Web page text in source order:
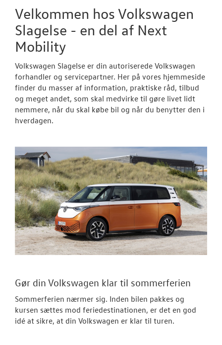
Velkommen hos Volkswagen
Slagelse - en del af Next
Mobility
Volkswagen Slagelse er din autoriserede Volkswagen
forhandler og servicepartner. Her på vores hjemmeside
finder du masser af information, praktiske råd, tilbud
og meget andet, som skal medvirke til gøre livet lidt
nemmere, når du skal købe bil og når du benytter den i
hverdagen.
Gør din Volkswagen klar til sommerferien
Sommerferien nærmer sig. Inden bilen pakkes og
kursen sættes mod feriedestinationen, er det en god
idé at sikre, at din Volkswagen er klar til turen.